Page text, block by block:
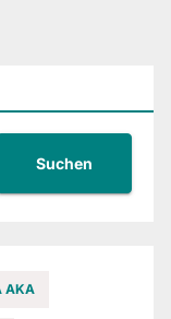
Suchen
AKA